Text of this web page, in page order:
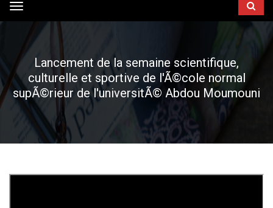
Toggle
navigation
Lancement de la semaine scientifique,
culturelle et sportive de l'Ã©cole normal
supÃ©rieur de l'universitÃ© Abdou Moumouni